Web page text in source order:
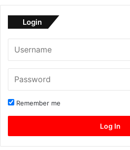
Login
Remember me
Log In